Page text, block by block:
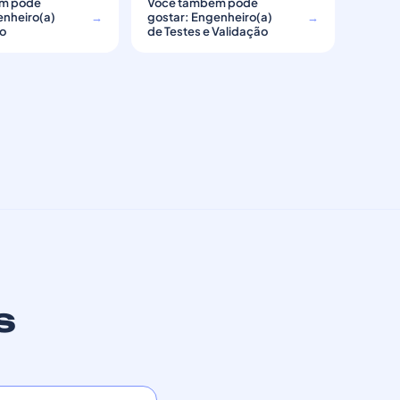
→
gostar: Engenheiro(a)
de Testes e Validação
→